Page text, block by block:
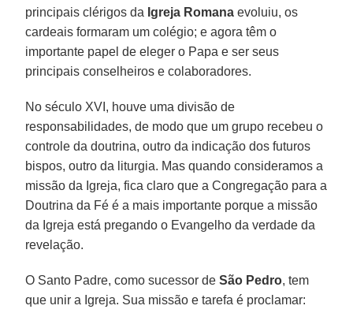
principais clérigos da Igreja Romana evoluiu, os
cardeais formaram um colégio; e agora têm o
importante papel de eleger o Papa e ser seus
principais conselheiros e colaboradores.
No século XVI, houve uma divisão de
responsabilidades, de modo que um grupo recebeu o
controle da doutrina, outro da indicação dos futuros
bispos, outro da liturgia. Mas quando consideramos a
missão da Igreja, fica claro que a Congregação para a
Doutrina da Fé é a mais importante porque a missão
da Igreja está pregando o Evangelho da verdade da
revelação.
O Santo Padre, como sucessor deSão Pedro, tem
que unir a Igreja. Sua missão e tarefa é proclamar: